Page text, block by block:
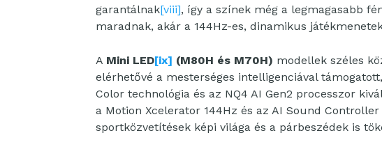
garantálnak[viii], így a színek még a legmagasabb
maradnak, akár a 144Hz-es, dinamikus
A Mini LED[ix] (M80H és M70H) modellek széles
elérhetővé a mesterséges intelligenciával
Color technológia és az NQ4 AI Gen2 processzor
a Motion Xcelerator 144Hz és az AI Sound
sportközvetítések képi világa és a párbeszédek is